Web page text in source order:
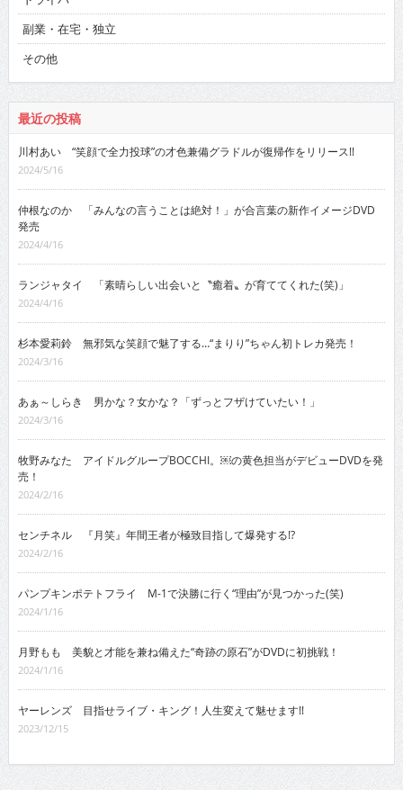
副業・在宅・独立
その他
最近の投稿
川村あい “笑顔で全力投球”の才色兼備グラドルが復帰作をリリース!!
2024/5/16
仲根なのか 「みんなの言うことは絶対！」が合言葉の新作イメージDVD
発売
2024/4/16
ランジャタイ 「素晴らしい出会いと〝癒着〟が育ててくれた(笑)」
2024/4/16
杉本愛莉鈴 無邪気な笑顔で魅了する…“まりり”ちゃん初トレカ発売！
2024/3/16
あぁ～しらき 男かな？女かな？「ずっとフザけていたい！」
2024/3/16
牧野みなた アイドルグループBOCCHI。￼の黄色担当がデビューDVDを発
売！
2024/2/16
センチネル 『月笑』年間王者が極致目指して爆発する!?
2024/2/16
パンプキンポテトフライ M-1で決勝に行く“理由”が見つかった(笑)
2024/1/16
月野もも 美貌と才能を兼ね備えた“奇跡の原石”がDVDに初挑戦！
2024/1/16
ヤーレンズ 目指せライブ・キング！人生変えて魅せます!!
2023/12/15